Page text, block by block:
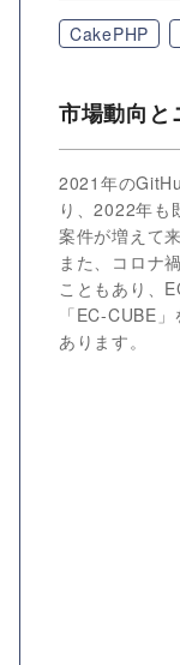
CakePHP
市場動向と
2021年の
り、2022年も
案件が増えて
また、コロナ
こともあり、
「EC-CUBE
あります。